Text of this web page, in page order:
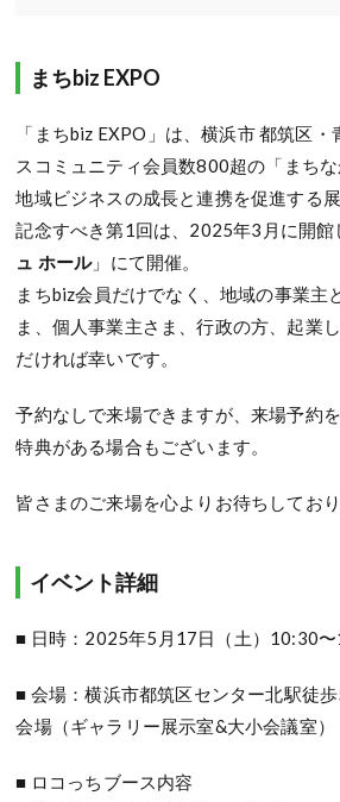
まちbiz EXPO
「まちbiz EXPO」は、横浜市 都筑区
スコミュニティ会員数800超の「まちな
地域ビジネスの成長と連携を促進する展
記念すべき第1回は、2025年3月に開館
ュ ホール」にて開催。
まちbiz会員だけでなく、地域の事業主
ま、個人事業主さま、行政の方、起業
だければ幸いです。
予約なしで来場できますが、来場予約
特典がある場合もございます。
皆さまのご来場を心よりお待ちしており
イベント詳細
■ 日時：2025年5月17日（土）10:30
■ 会場：横浜市都筑区センター北駅徒
会場（ギャラリー展示室&大小会議室）
■ ロコっちブース内容